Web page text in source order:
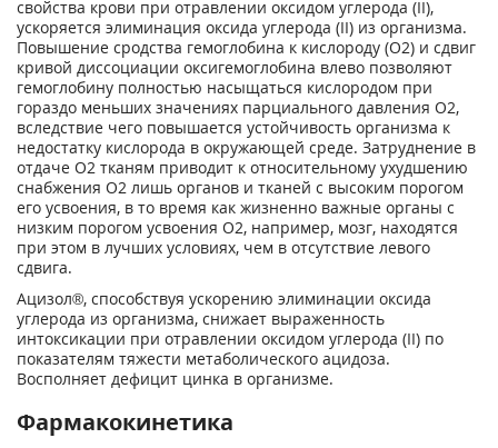
свойства крови при отравлении оксидом углерода (II),
ускоряется элиминация оксида углерода (II) из организма.
Повышение сродства гемоглобина к кислороду (О2) и сдвиг
кривой диссоциации оксигемоглобина влево позволяют
гемоглобину полностью насыщаться кислородом при
гораздо меньших значениях парциального давления О2,
вследствие чего повышается устойчивость организма к
недостатку кислорода в окружающей среде. Затруднение в
отдаче О2 тканям приводит к относительному ухудшению
снабжения О2 лишь органов и тканей с высоким порогом
его усвоения, в то время как жизненно важные органы с
низким порогом усвоения О2, например, мозг, находятся
при этом в лучших условиях, чем в отсутствие левого
сдвига.
Ацизол®, способствуя ускорению элиминации оксида
углерода из организма, снижает выраженность
интоксикации при отравлении оксидом углерода (II) по
показателям тяжести метаболического ацидоза.
Восполняет дефицит цинка в организме.
Фармакокинетика